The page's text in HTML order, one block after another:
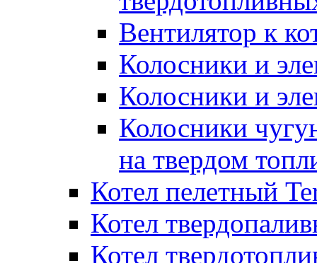
Вентилятор к
Колосники и
Колосники и
Колосники
на твердом
Котел пелетный
Котел
Котел